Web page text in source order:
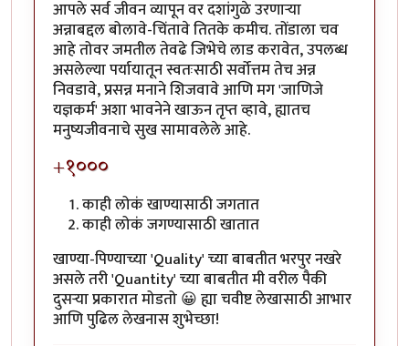
आपले सर्व जीवन व्यापून वर दशांगुळे उरणाऱ्या
अन्नाबद्दल बोलावे-चिंतावे तितके कमीच. तोंडाला चव
आहे तोवर जमतील तेवढे जिभेचे लाड करावेत, उपलब्ध
असलेल्या पर्यायातून स्वतःसाठी सर्वोत्तम तेच अन्न
निवडावे, प्रसन्न मनाने शिजवावे आणि मग 'जाणिजे
यज्ञकर्म' अशा भावनेने खाऊन तृप्त व्हावे, ह्यातच
मनुष्यजीवनाचे सुख सामावलेले आहे.
+१०००
काही लोकं खाण्यासाठी जगतात
काही लोकं जगण्यासाठी खातात
खाण्या-पिण्याच्या 'Quality' च्या बाबतीत भरपुर नखरे
असले तरी 'Quantity' च्या बाबतीत मी वरील पैकी
दुसऱ्या प्रकारात मोडतो 😀 ह्या चवीष्ट लेखासाठी आभार
आणि पुढिल लेखनास शुभेच्छा!